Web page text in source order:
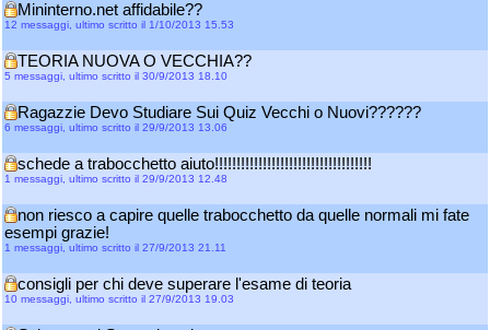
Mininterno.net affidabile??
12 messaggi, ultimo scritto il 1/10/2013 15.53
TEORIA NUOVA O VECCHIA??
5 messaggi, ultimo scritto il 30/9/2013 18.10
Ragazzie Devo Studiare Sui Quiz Vecchi o Nuovi??????
6 messaggi, ultimo scritto il 29/9/2013 13.06
schede a trabocchetto aiuto!!!!!!!!!!!!!!!!!!!!!!!!!!!!!!!!!!!!
1 messaggi, ultimo scritto il 29/9/2013 12.48
non riesco a capire quelle trabocchetto da quelle normali mi fate
esempi grazie!
1 messaggi, ultimo scritto il 27/9/2013 21.11
consigli per chi deve superare l'esame di teoria
10 messaggi, ultimo scritto il 27/9/2013 19.03